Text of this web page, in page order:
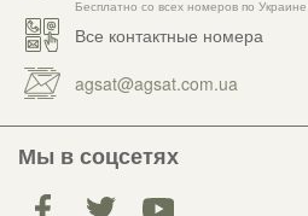
Бесплатно со всех номеров по Украине
Все контактные номера
agsat@agsat.com.ua
Мы в соцсетях